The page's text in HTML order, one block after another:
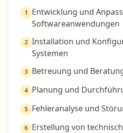
1
Entwicklung und
Softwareanwendungen
2 Installation und
Systemen
3 Betreuung und
4 Planung und
5 Fehleranalyse und
6 Erstellung von